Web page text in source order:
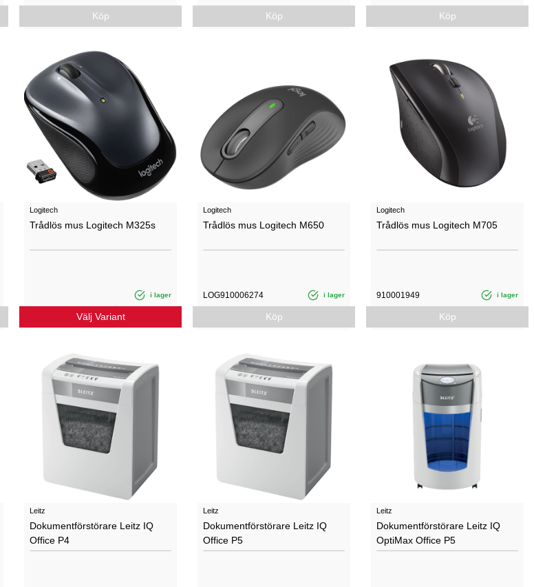
Köp Köp Köp
Logitech
Trådlös mus Logitech M325s
i lager
Välj Variant
Logitech
Trådlös mus Logitech M650
LOG910006274 i lager
Köp
Logitech
Trådlös mus Logitech M705
910001949 i lager
Köp
Leitz
Dokumentförstörare Leitz IQ
Office P4
Leitz
Dokumentförstörare Leitz IQ
Office P5
Leitz
Dokumentförstörare Leitz IQ
OptiMax Office P5